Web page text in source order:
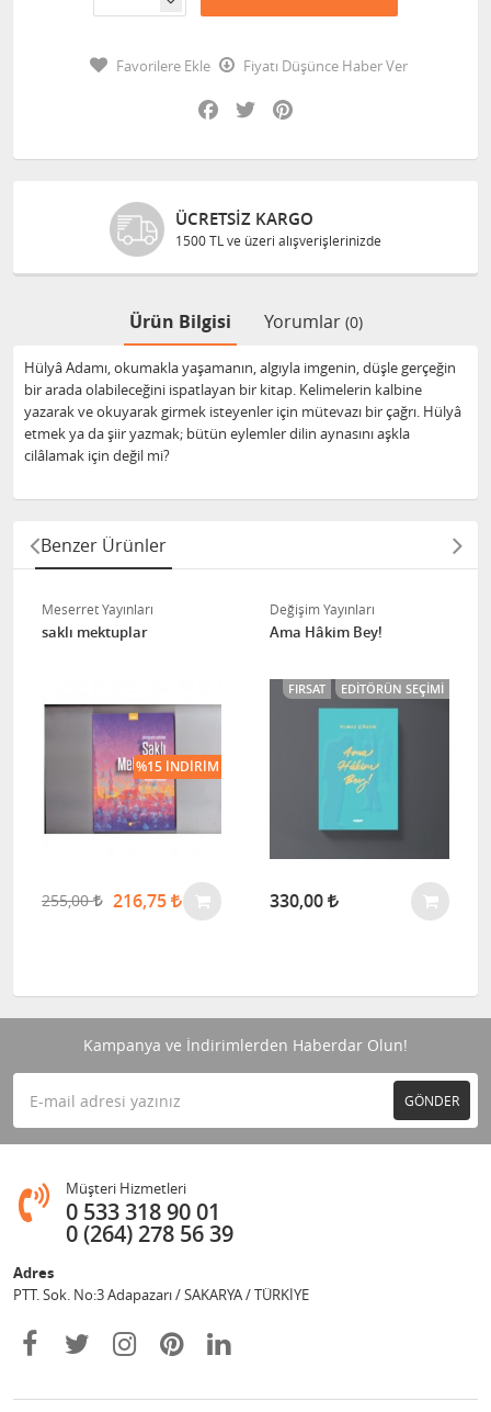
Favorilere Ekle
Fiyatı Düşünce Haber Ver
Facebook
Twitter
ÜCRETSIZ KARGO
1500 TL ve üzeri alışverişlerinizde
Ürün Bilgisi Yorumlar (0)
Hülyâ Adamı, okumakla yaşamanın, algıyla imgenin, düşle gerçeğin
bir arada olabileceğini ispatlayan bir kitap. Kelimelerin kalbine
yazarak ve okuyarak girmek isteyenler için mütevazı bir çağrı. Hülyâ
etmek ya da şiir yazmak; bütün eylemler dilin aynasını aşkla
cilâlamak için değil mi?
Benzer Ürünler
Meserret Yayınları
saklı mektuplar
255,00 216,75
%15 İNDIRIM
Değişim Yayınları
Ama Hâkim Bey!
FIRSAT EDITÖRÜN SEÇIMI
330,00
Kampanya ve İndirimlerden Haberdar Olun!
GÖNDER
Müşteri Hizmetleri
0 533 318 90 01
0 (264) 278 56 39
Adres
PTT. Sok. No:3 Adapazarı / SAKARYA / TÜRKİYE